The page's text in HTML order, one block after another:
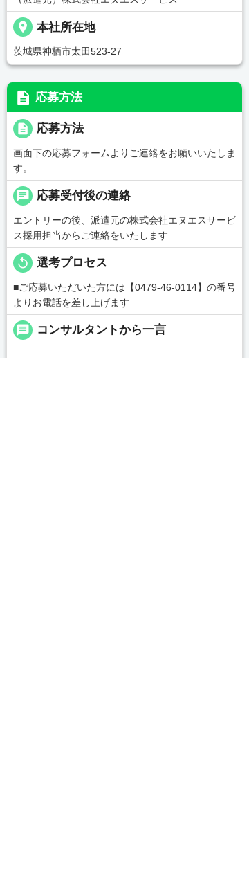
place 本社所在地
茨城県神栖市太田523-27
description 応募方法
description 応募方法
画面下の応募フォームよりご連絡をお願いいたしま
す。
chat 応募受付後の連絡
エントリーの後、派遣元の株式会社エヌエスサービ
ス採用担当からご連絡をいたします
replay 選考プロセス
■ご応募いただいた方には【0479-46-0114】の番号
よりお電話を差し上げます
message コンサルタントから一言